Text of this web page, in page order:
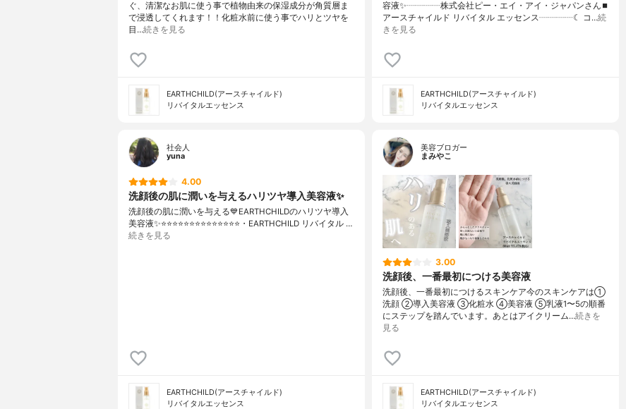
ぐ、清潔なお肌に使う事で植物由来の保湿成分が角質層ま
で浸透してくれます！！化粧水前に使う事でハリとツヤを
目…続きを見る
EARTHCHILD(アースチャイルド)
リバイタルエッセンス
容液✨┈┈┈┈株式会社ピー・エイ・アイ・ジャパンさん⏹
アースチャイルド リバイタル エッセンス┈┈┈┈☾ コ…続
きを見る
EARTHCHILD(アースチャイルド)
リバイタルエッセンス
社会人
yuna
4.00
洗顔後の肌に潤いを与えるハリツヤ導入美容液✨
洗顔後の肌に潤いを与える💙EARTHCHILDのハリツヤ導入
美容液✨⭐️⭐️⭐️⭐️⭐️⭐️⭐️⭐️⭐️⭐️⭐️⭐️⭐️⭐️・EARTHCHILD リバイタル …
続きを見る
EARTHCHILD(アースチャイルド)
リバイタルエッセンス
美容ブロガー
まみやこ
3.00
洗顔後、一番最初につける美容液
洗顔後、一番最初につけるスキンケア⁡⁡今のスキンケアは①
洗顔 ②導入美容液 ③化粧水 ④美容液 ⑤乳液⁡1〜5の順番
にステップを踏んでいます。あとはアイクリーム…続きを
見る
EARTHCHILD(アースチャイルド)
リバイタルエッセンス